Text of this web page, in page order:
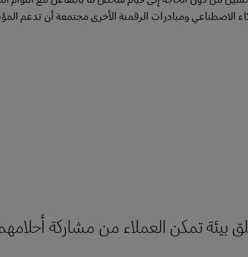
الاصطناعي ومبادرات الرقمنة الأخرى مجتمعة أن تدعم